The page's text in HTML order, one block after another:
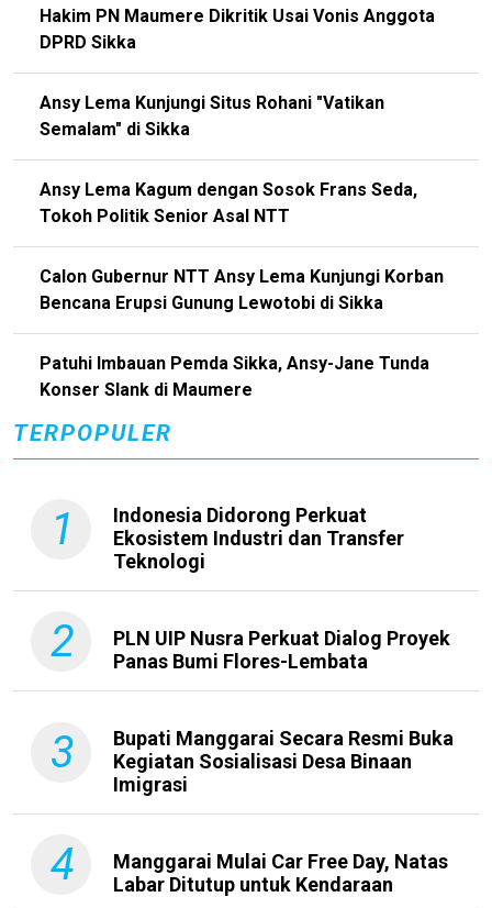
Hakim PN Maumere Dikritik Usai Vonis Anggota
DPRD Sikka
Ansy Lema Kunjungi Situs Rohani "Vatikan
Semalam" di Sikka
Ansy Lema Kagum dengan Sosok Frans Seda,
Tokoh Politik Senior Asal NTT
Calon Gubernur NTT Ansy Lema Kunjungi Korban
Bencana Erupsi Gunung Lewotobi di Sikka
Patuhi Imbauan Pemda Sikka, Ansy-Jane Tunda
Konser Slank di Maumere
TERPOPULER
1
Indonesia Didorong Perkuat
Ekosistem Industri dan Transfer
Teknologi
2
PLN UIP Nusra Perkuat Dialog Proyek
Panas Bumi Flores-Lembata
3
Bupati Manggarai Secara Resmi Buka
Kegiatan Sosialisasi Desa Binaan
Imigrasi
4
Manggarai Mulai Car Free Day, Natas
Labar Ditutup untuk Kendaraan